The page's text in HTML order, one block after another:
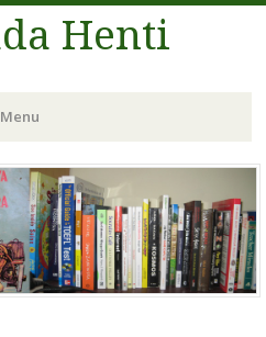
Henti
Menu